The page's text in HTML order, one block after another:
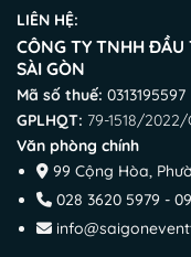
LIÊN HỆ:
CÔNG TY TNHH ĐẦU
SÀI GÒN
Mã số thuế: 0313195597
GPLHQT: 79-1518/2022/
Văn phòng chính
99 Cộng Hòa,
028 3620 5979 -